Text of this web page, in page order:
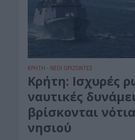
ΚΡΗΤΗ • ΝΕΟΙ ΟΡΙΖΟΝΤΕΣ
Κρήτη: Ισχυρές
ναυτικές
βρίσκονται
νησιού